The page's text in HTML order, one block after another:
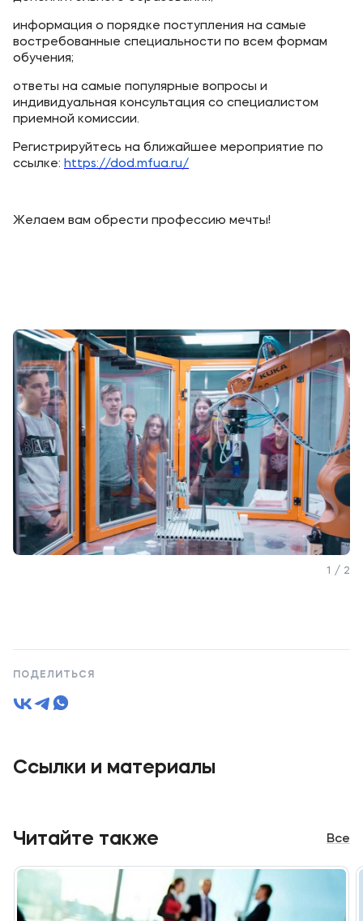
информация о порядке поступления на самые
востребованные специальности по всем формам
обучения;
ответы на самые популярные вопросы и
индивидуальная консультация со специалистом
приемной комиссии.
Регистрируйтесь на ближайшее мероприятие по
ссылке: https://dod.mfua.ru/
Желаем вам обрести профессию мечты!
1 / 2
ПОДЕЛИТЬСЯ
Ссылки и материалы
Читайте также Все